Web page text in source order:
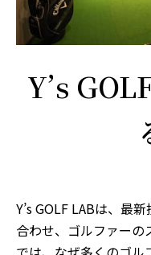
Y’s
Y’s GOLF LABは、最
合わせ、ゴルファーの